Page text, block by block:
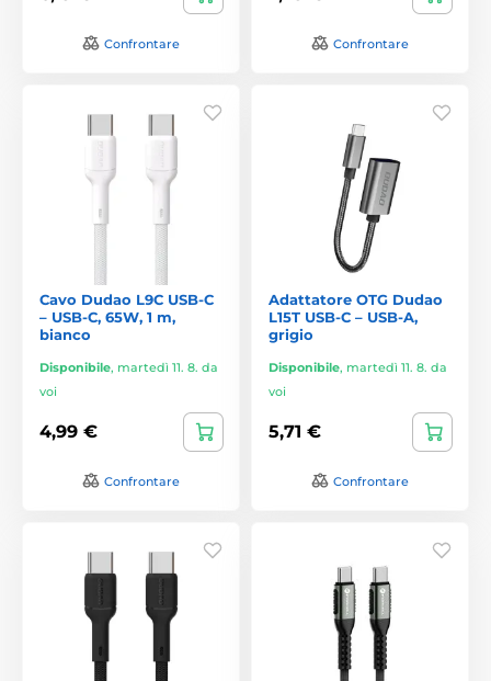
Confrontare Confrontare
Cavo Dudao L9C USB-C
– USB-C, 65W, 1 m,
bianco
Disponibile, martedì 11. 8. da
voi
4,99 €
Confrontare
Adattatore OTG Dudao
L15T USB-C – USB-A,
grigio
Disponibile, martedì 11. 8. da
voi
5,71 €
Confrontare